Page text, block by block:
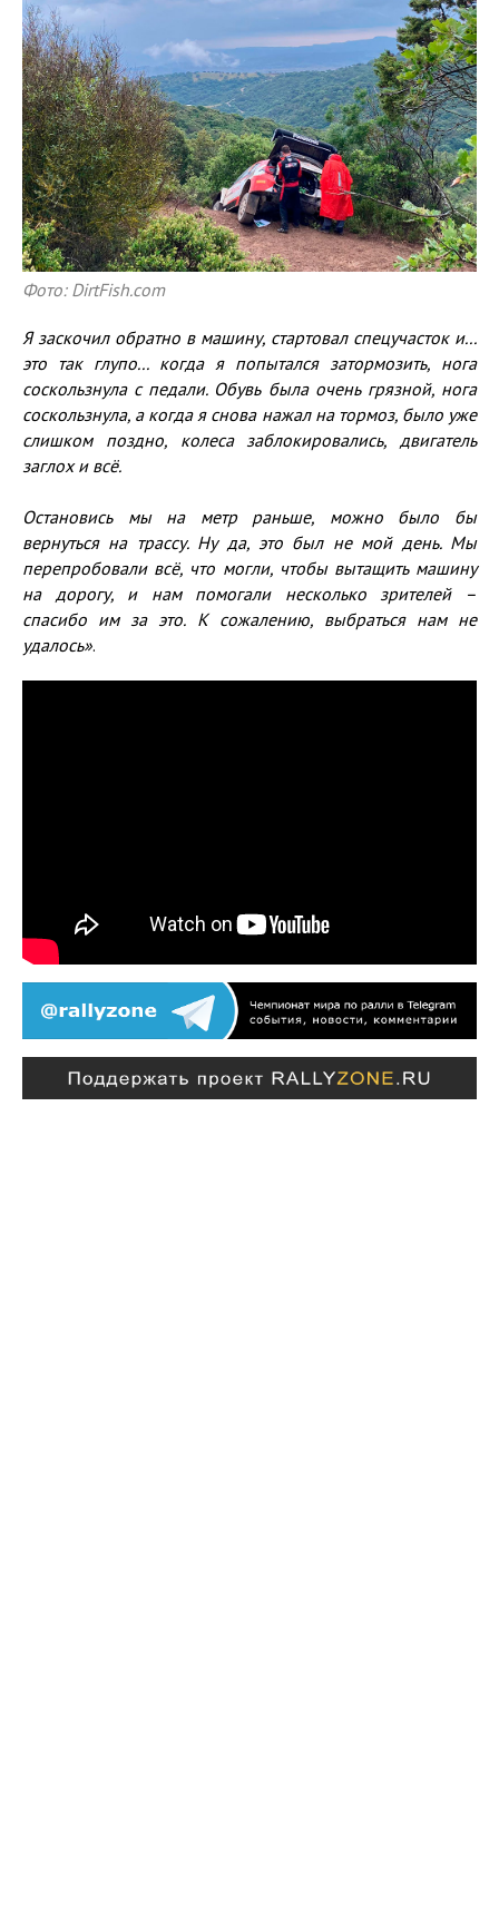
Фото: DirtFish.com
Я заскочил обратно в машину, стартовал спецучасток и...
это так глупо... когда я попытался затормозить, нога
соскользнула с педали. Обувь была очень грязной, нога
соскользнула, а когда я снова нажал на тормоз, было уже
слишком поздно, колеса заблокировались, двигатель
заглох и всё.
Остановись мы на метр раньше, можно было бы
вернуться на трассу. Ну да, это был не мой день. Мы
перепробовали всё, что могли, чтобы вытащить машину
на дорогу, и нам помогали несколько зрителей –
спасибо им за это. К сожалению, выбраться нам не
удалось».